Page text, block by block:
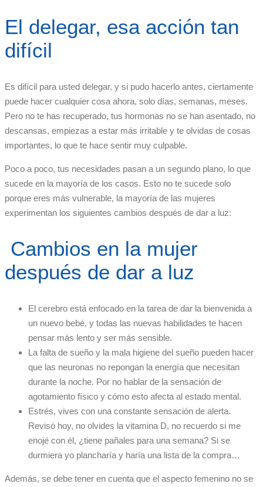
El delegar, esa acción tan
difícil
Es difícil para usted delegar, y si pudo hacerlo antes, ciertamente
puede hacer cualquier cosa ahora, solo días, semanas, meses.
Pero no te has recuperado, tus hormonas no se han asentado, no
descansas, empiezas a estar más irritable y te olvidas de cosas
importantes, lo que te hace sentir muy culpable.
Poco a poco, tus necesidades pasan a un segundo plano, lo que
sucede en la mayoría de los casos. Esto no te sucede solo
porque eres más vulnerable, la mayoría de las mujeres
experimentan los siguientes cambios después de dar a luz:
Cambios en la mujer
después de dar a luz
El cerebro está enfocado en la tarea de dar la bienvenida a
un nuevo bebé, y todas las nuevas habilidades te hacen
pensar más lento y ser más sensible.
La falta de sueño y la mala higiene del sueño pueden hacer
que las neuronas no repongan la energía que necesitan
durante la noche. Por no hablar de la sensación de
agotamiento físico y cómo esto afecta al estado mental.
Estrés, vives con una constante sensación de alerta.
Revisó hoy, no olvides la vitamina D, no recuerdo si me
enojé con él, ¿tiene pañales para una semana? Si se
durmiera yo plancharía y haría una lista de la compra…
Además, se debe tener en cuenta que el aspecto femenino no se